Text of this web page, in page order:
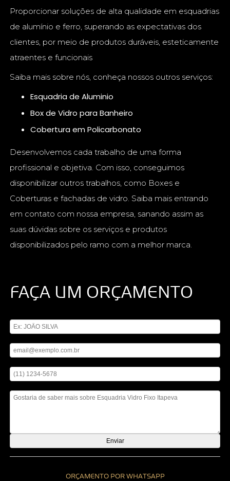
Proporcionar soluções de alta qualidade em esquadrias
de alumínio e ferro, superando as expectativas dos
clientes, por meio de produtos duráveis, esteticamente
atraentes e funcionais
Saiba mais sobre nós, conheça nossos outros serviços:
Esquadria de Aluminio
Box de Vidro para Banheiro
Cobertura em Policarbonato
Desenvolvemos cada trabalho de uma forma
profissional e objetiva. Com isso, conseguimos
disponibilizar outros trabalhos, como Boxes e
Coberturas e fachadas de vidro. Saiba mais entrando
em contato com nossa empresa, sanando assim as
suas dúvidas sobre os serviços e produtos
disponibilizados pelo ramo com a melhor marca.
FAÇA UM ORÇAMENTO
ORÇAMENTO POR WHATSAPP